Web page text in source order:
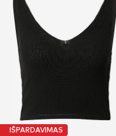
IŠPARDAVIMAS